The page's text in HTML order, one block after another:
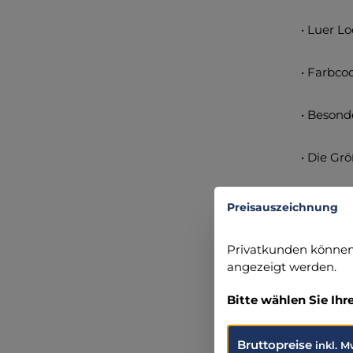
• Luer
•
•
• Die
Einzeln
Am
Preisauszeichnung
Privatkunden
angezeigt werden.
Bitte wählen Sie
Bruttopreise inkl.